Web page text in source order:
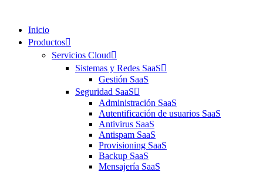
Inicio
Productos
Servicios Cloud
Sistemas y Redes SaaS
Gestión SaaS
Seguridad SaaS
Administración SaaS
Autentificación de usuarios SaaS
Antivirus SaaS
Antispam SaaS
Provisioning SaaS
Backup SaaS
Mensajería SaaS